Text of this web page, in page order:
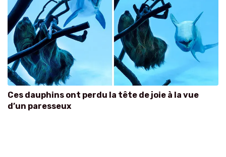
Ces dauphins ont perdu la tête de joie à la vue
d’un paresseux